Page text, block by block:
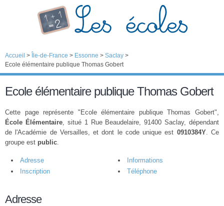
Accueil > Île-de-France > Essonne > Saclay >
Ecole élémentaire publique Thomas Gobert
Ecole élémentaire publique Thomas Gobert
Cette page représente "Ecole élémentaire publique Thomas Gobert",
École Élémentaire, situé 1 Rue Beaudelaire, 91400 Saclay, dépendant
de l'Académie de Versailles, et dont le code unique est 0910384Y. Ce
groupe est public.
Adresse
Informations
Inscription
Téléphone
Adresse